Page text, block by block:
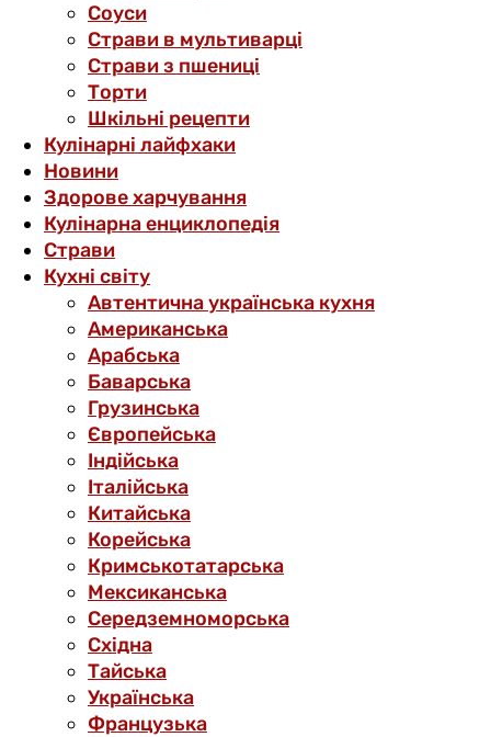
Соуси
Страви в мультиварці
Страви з пшениці
Торти
Шкільні рецепти
Кулінарні лайфхаки
Новини
Здорове харчування
Кулінарна енциклопедія
Страви
Кухні світу
Автентична українська кухня
Американська
Арабська
Баварська
Грузинська
Європейська
Індійська
Італійська
Китайська
Корейська
Кримськотатарська
Мексиканська
Середземноморська
Східна
Тайська
Українська
Французька